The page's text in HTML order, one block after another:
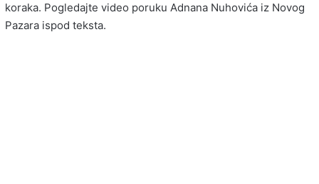
koraka. Pogledajte video poruku Adnana Nuhovića iz Novog
Pazara ispod teksta.